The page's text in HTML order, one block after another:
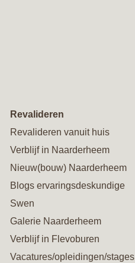
Revalideren
Revalideren vanuit huis
Verblijf in Naarderheem
Nieuw(bouw) Naarderheem
Blogs ervaringsdeskundige
Swen
Galerie Naarderheem
Verblijf in Flevoburen
Vacatures/opleidingen/stages